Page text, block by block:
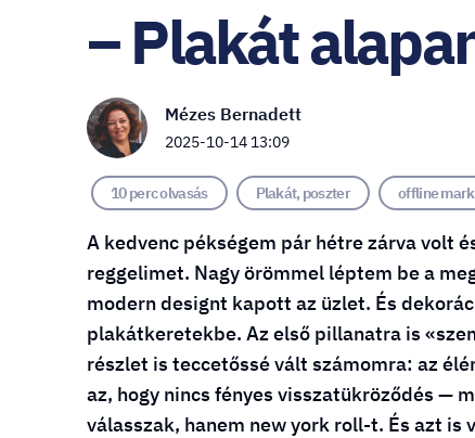
– Plakát
Mézes Bernadett
2025-10-14 13:09
10 perc olvasás Plakát, poszter offline
A kedvenc pékségem pár hétre zárva volt
reggelimet. Nagy örömmel léptem be a
modern designt kapott az üzlet. És
plakátkeretekbe. Az első pillanatra is
részlet is teccetőssé vált számomra: az
az, hogy nincs fényes visszatükröződés —
válasszak, hanem new york roll-t. És azt